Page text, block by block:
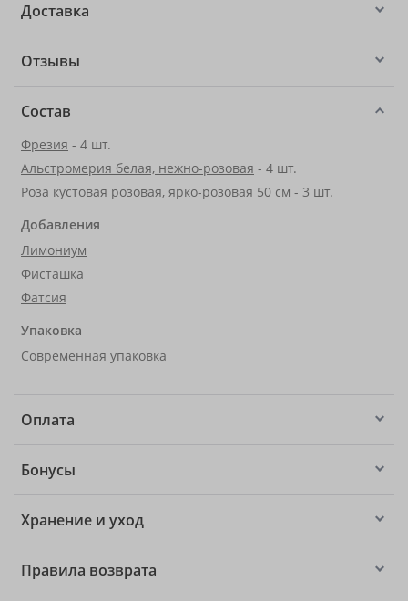
Доставка
Отзывы
Состав
Фрезия - 4 шт.
Альстромерия белая, нежно-розовая - 4 шт.
Роза кустовая розовая, ярко-розовая 50 см - 3 шт.
Добавления
Лимониум
Фисташка
Фатсия
Упаковка
Современная упаковка
Оплата
Бонусы
Хранение и уход
Правила возврата